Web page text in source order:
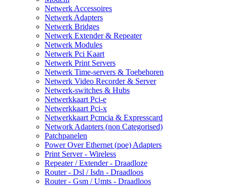
Netwerk Accessoires
Netwerk Adapters
Netwerk Bridges
Netwerk Extender & Repeater
Netwerk Modules
Netwerk Pci Kaart
Netwerk Print Servers
Netwerk Time-servers & Toebehoren
Netwerk Video Recorder & Server
Netwerk-switches & Hubs
Netwerkkaart Pci-e
Netwerkkaart Pci-x
Netwerkkaart Pcmcia & Expresscard
Network Adapters (non Categorised)
Patchpanelen
Power Over Ethernet (poe) Adapters
Print Server - Wireless
Repeater / Extender - Draadloze
Router - Dsl / Isdn - Draadloos
Router - Gsm / Umts - Draadloos